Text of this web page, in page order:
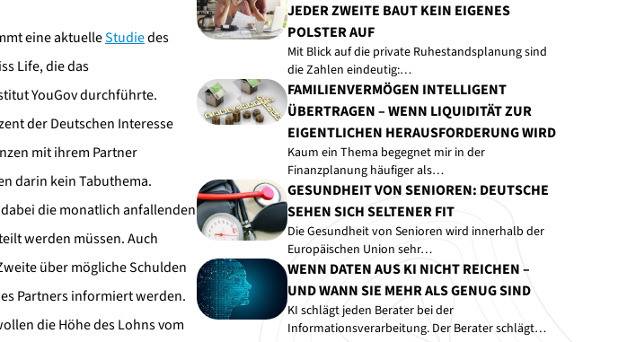
eine aktuelleStudiedes
Life, die das
YouGov durchführte.
der Deutschen Interesse
mit ihrem Partner
darin kein Tabuthema.
die monatlich anfallenden
werden müssen. Auch
über mögliche Schulden
Partners informiert werden.
die Höhe des Lohns vom
JEDER ZWEITE BAUT KEIN EIGENES
POLSTER AUF
Mit Blick auf die private Ruhestandsplanung sind
die Zahlen eindeutig:…
FAMILIENVERMÖGEN INTELLIGENT
ÜBERTRAGEN – WENN LIQUIDITÄT ZUR
EIGENTLICHEN HERAUSFORDERUNG WIRD
Kaum ein Thema begegnet mir in der
Finanzplanung häufiger als…
GESUNDHEIT VON SENIOREN: DEUTSCHE
SEHEN SICH SELTENER FIT
Die Gesundheit von Senioren wird innerhalb der
Europäischen Union sehr…
WENN DATEN AUS KI NICHT REICHEN –
UND WANN SIE MEHR ALS GENUG SIND
KI schlägt jeden Berater bei der
Informationsverarbeitung. Der Berater schlägt…